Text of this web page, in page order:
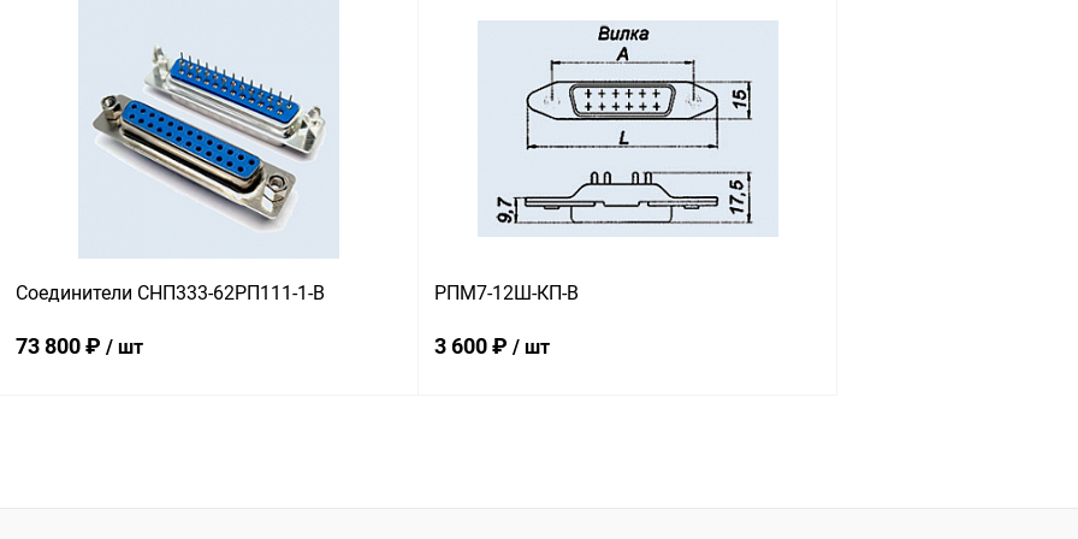
Купить в 1 клик Сравнение
В избранное В наличии
В корзину
Купить в 1 клик Сравнение
В избранное В наличии
Соединители СНП333-62РП111-1-В
73 800 ₽ / шт
Купить в 1 клик Сравнение
РПМ7-12Ш-КП-В
3 600 ₽ / шт
Купить в 1 клик Сравнение